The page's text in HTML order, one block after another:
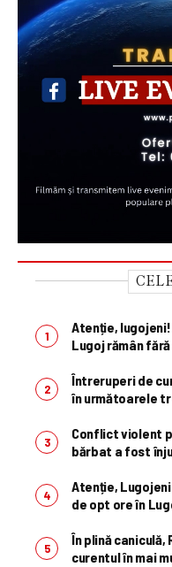
Atenție,
Lugoj rămân
Întreruperi de
în următoarele
Conflict violent
bărbat a fost
Atenție,
de opt ore în
În plină
curentul în mai